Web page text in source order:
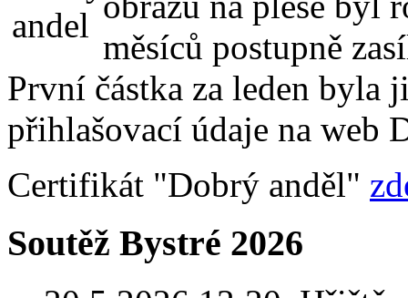
měsíců postupně
První částka za leden byla
přihlašovací údaje na web
Certifikát "Dobrý anděl"
Soutěž Bystré 2026